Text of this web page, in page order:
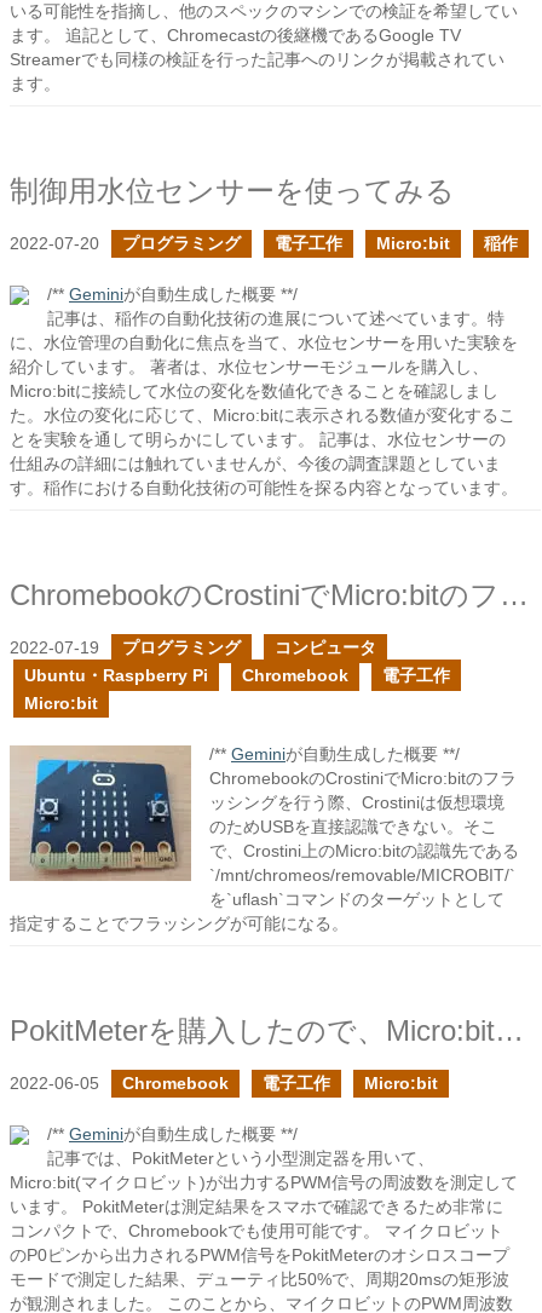
いる可能性を指摘し、他のスペックのマシンでの検証を希望してい
ます。 追記として、Chromecastの後継機であるGoogle TV
Streamerでも同様の検証を行った記事へのリンクが掲載されてい
ます。
制御用水位センサーを使ってみる
2022-07-20 プログラミング 電子工作 Micro:bit 稲作
/** Geminiが自動生成した概要 **/
記事は、稲作の自動化技術の進展について述べています。特
に、水位管理の自動化に焦点を当て、水位センサーを用いた実験を
紹介しています。 著者は、水位センサーモジュールを購入し、
Micro:bitに接続して水位の変化を数値化できることを確認しまし
た。水位の変化に応じて、Micro:bitに表示される数値が変化するこ
とを実験を通して明らかにしています。 記事は、水位センサーの
仕組みの詳細には触れていませんが、今後の調査課題としていま
す。稲作における自動化技術の可能性を探る内容となっています。
ChromebookのCrostiniでMicro:bitのフラッシングをしてみた
2022-07-19 プログラミング
コンピュータ
Ubuntu・Raspberry Pi
Chromebook
電子工作
Micro:bit
/** Geminiが自動生成した概要 **/
ChromebookのCrostiniでMicro:bitのフラ
ッシングを行う際、Crostiniは仮想環境
のためUSBを直接認識できない。そこ
で、Crostini上のMicro:bitの認識先である
`/mnt/chromeos/removable/MICROBIT/`
を`uflash`コマンドのターゲットとして
指定することでフラッシングが可能になる。
PokitMeterを購入したので、Micro:bitのPWMを測定してみた
2022-06-05 Chromebook 電子工作 Micro:bit
/** Geminiが自動生成した概要 **/
記事では、PokitMeterという小型測定器を用いて、
Micro:bit(マイクロビット)が出力するPWM信号の周波数を測定して
います。 PokitMeterは測定結果をスマホで確認できるため非常に
コンパクトで、Chromebookでも使用可能です。 マイクロビット
のP0ピンから出力されるPWM信号をPokitMeterのオシロスコープ
モードで測定した結果、デューティ比50%で、周期20msの矩形波
が観測されました。 このことから、マイクロビットのPWM周波数